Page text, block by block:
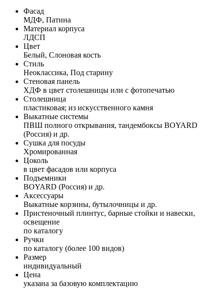
Фасад
МДФ, Патина
Материал корпуса
ЛДСП
Цвет
Белый, Слоновая кость
Стиль
Неоклассика, Под старину
Стеновая панель
ХДФ в цвет столешницы или с фотопечатью
Столешница
пластиковая; из искусственного камня
Выкатные системы
ПВШ полного открывания, тандембоксы BOYARD
(Россия) и др.
Сушка для посуды
Хромированная
Цоколь
в цвет фасадов или корпуса
Подъемники
BOYARD (Россия) и др.
Аксессуары
Выкатные корзины, бутылочницы и др.
Пристеночный плинтус, барные стойки и навески,
освещение
по каталогу
Ручки
по каталогу (более 100 видов)
Размер
индивидуальный
Цена
указана за базовую комплектацию